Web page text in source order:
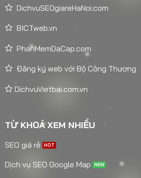
DichvuSEOgiareHaNoi.com
BICTweb.vn
PhanMemDaCap.com
Đăng ký web với Bộ Công Thương
DichvuVietbai.com.vn
TỪ KHOÁ XEM NHIỀU
SEO giá rẻ
Dịch vụ SEO Google Map